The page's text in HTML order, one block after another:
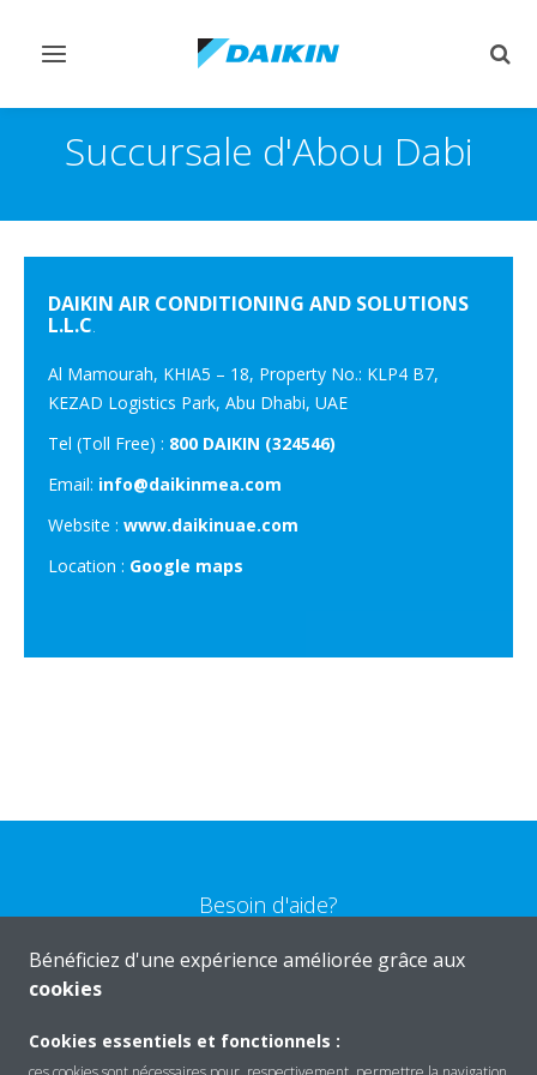
Afficher/masquer
Succursale d'Abou Dabi
DAIKIN AIR CONDITIONING AND SOLUTIONS
L.L.C.
Al Mamourah, KHIA5 – 18, Property No.: KLP4 B7,
KEZAD Logistics Park, Abu Dhabi, UAE
Tel (Toll Free) : 800 DAIKIN (324546)
Email: info@daikinmea.com
Website : www.daikinuae.com
Location : Google maps
Besoin d'aide?
CONTACTEZ-NOUS
Bénéficiez d'une expérience améliorée grâce aux
cookies
Cookies essentiels et fonctionnels :